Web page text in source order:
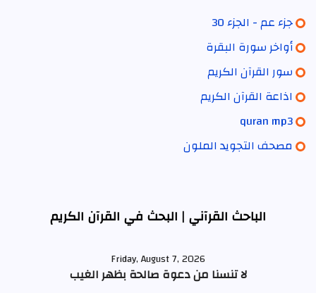
جزء عم - الجزء 30
أواخر سورة البقرة
سور القرآن الكريم
اذاعة القرآن الكريم
quran mp3
مصحف التجويد الملون
الباحث القرآني | البحث في القرآن الكريم
Friday, August 7, 2026
لا تنسنا من دعوة صالحة بظهر الغيب